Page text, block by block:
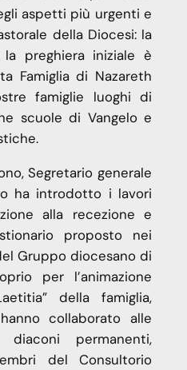
aspetti più urgenti e
della Diocesi: la
preghiera iniziale è
Famiglia di Nazareth
famiglie luoghi di
scuole di Vangelo e
Segretario generale
ha introdotto i lavori
alla recezione e
proposto nei
Gruppo diocesano di
per l’animazione
della famiglia,
collaborato alle
permanenti,
del Consultorio